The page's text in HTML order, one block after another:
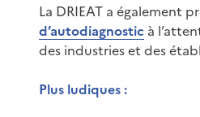
La DRIEAT a également
d’autodiagnostic à
des industries et des
Plus ludiques :